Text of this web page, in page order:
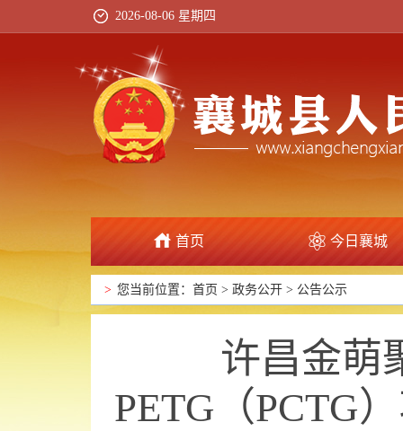
2026-08-06 星期四
首页 今日襄城
政府信息公开
> 您当前位置： 首页 > 政务公开 > 公告公示
许昌金萌
PETG（PCTG